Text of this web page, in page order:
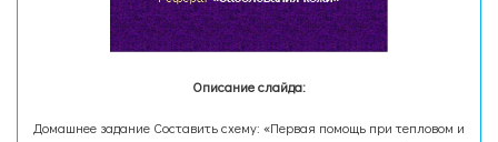
Описание слайда:
Домашнее задание Составить схему: «Первая помощь при тепловом и